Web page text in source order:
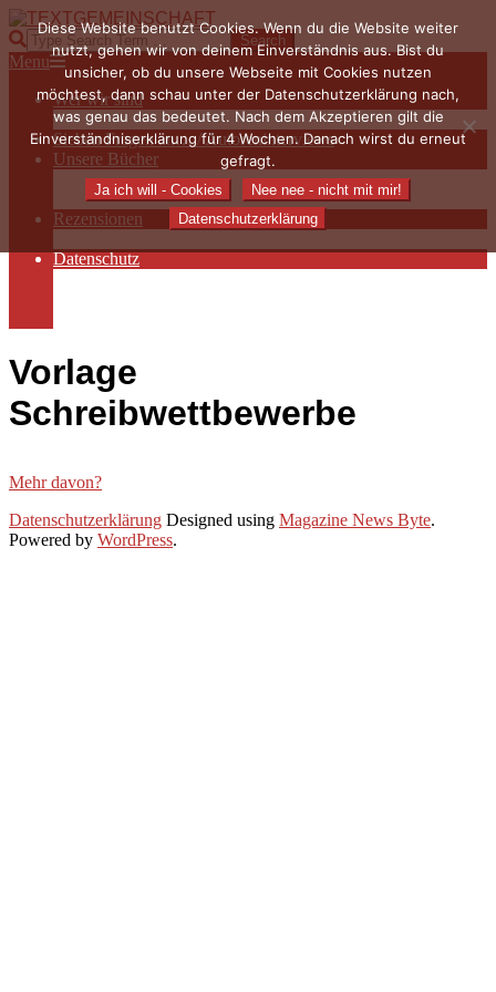
Skip
to
content
TEXTGEMEINSCHAFT
Search
Primary
Navigation
Menu
Menu
Wer wir sind
Die Hauptakteurinnen
Sieben Fragen an… / Autoreninterviews
Unsere Bücher
Autorenservices
Autorenprofile
Rezensionen
Datenschutz
Vorlage
Schreibwettbewerbe
Mehr davon?
2019-
10-
Datenschutzerklärung Designed using Magazine News Byte.
Powered by WordPress.
Diese Website benutzt Cookies. Wenn du die Website weiter
nutzt, gehen wir von deinem Einverständnis aus. Bist du
unsicher, ob du unsere Webseite mit Cookies nutzen
möchtest, dann schau unter der Datenschutzerklärung nach,
was genau das bedeutet. Nach dem Akzeptieren gilt die
Einverständniserklärung für 4 Wochen. Danach wirst du erneut
gefragt.
Ja ich will - Cookies
Nee nee - nicht mit mir!
Datenschutzerklärung